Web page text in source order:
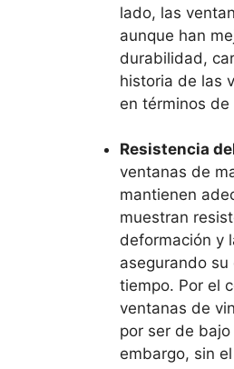
lado, las
aunque han
durabilidad,
historia de las
en términos
Resistencia
ventanas de
mantienen
muestran
deformación y
asegurando
tiempo. Por el
ventanas de
por ser de
embargo, sin